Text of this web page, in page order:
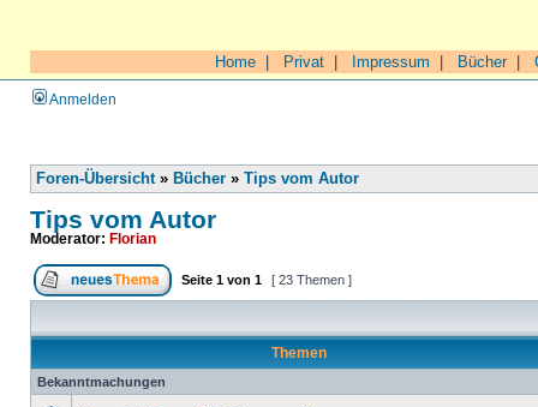
Home Privat Impressum Bücher|
Anmelden
Foren-Übersicht» Bücher » Tips vom Autor
Tips vom Autor
Moderator: Florian
Seite 1 von 1 [ 23 Themen ]
Themen
Bekanntmachungen